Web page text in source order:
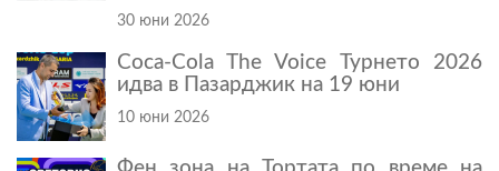
30 юни 2026
Coca-Cola The Voice Турнето 2026
идва в Пазарджик на 19 юни
10 юни 2026